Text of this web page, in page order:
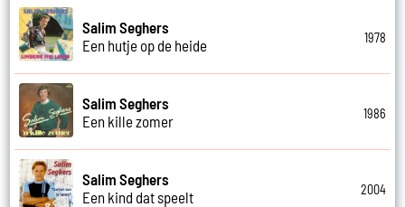
Salim Seghers
Een hutje op de heide
1978
Salim Seghers
Een kille zomer
1986
Salim Seghers
Een kind dat speelt
2004